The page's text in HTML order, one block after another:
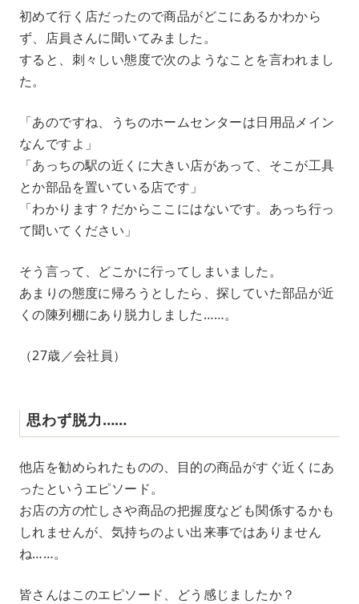
初めて行く店だったので商品がどこにあるかわから
ず、店員さんに聞いてみました。
すると、刺々しい態度で次のようなことを言われまし
た。
「あのですね、うちのホームセンターは日用品メイン
なんですよ」
「あっちの駅の近くに大きい店があって、そこが工具
とか部品を置いている店です」
「わかります？だからここにはないです。あっち行っ
て聞いてください」
そう言って、どこかに行ってしまいました。
あまりの態度に帰ろうとしたら、探していた部品が近
くの陳列棚にあり脱力しました……。
（27歳／会社員）
思わず脱力……
他店を勧められたものの、目的の商品がすぐ近くにあ
ったというエピソード。
お店の方の忙しさや商品の把握度なども関係するかも
しれませんが、気持ちのよい出来事ではありません
ね……。
皆さんはこのエピソード、どう感じましたか？